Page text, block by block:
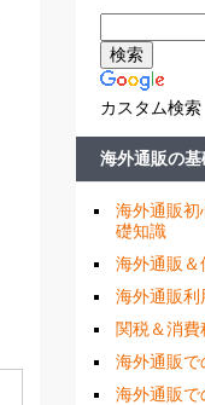
カスタム検索
海外通販の
海外通販初
礎知識
海外通販＆
海外通販利
関税＆消費
海外通販で
海外通販で